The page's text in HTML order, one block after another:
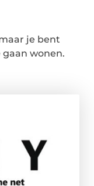
je bent
wonen.